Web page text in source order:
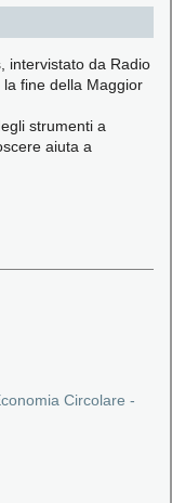
intervistato da Radio
fine della Maggior
strumenti a
aiuta a
Circolare -